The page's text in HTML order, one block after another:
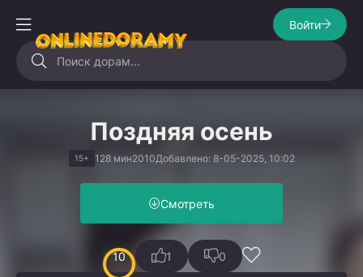
Войти
Поздняя осень
15+ 128 мин2010Добавлено: 8-05-2025, 10:02
Смотреть
10 1 0